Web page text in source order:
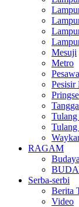
Mesuji
Metro
Pesisir
RAGAM
Budaya
Serba-serbi
Berita
Video